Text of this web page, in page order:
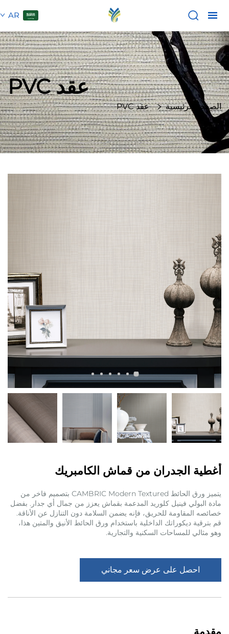
AR
عقد PVC
الصفحة الرئيسية عقد PVC
أغطية الجدران من قماش الكامبريك
يتميز ورق الحائط CAMBRIC Modern Textured بتصميم فاخر من
مادة البولي فينيل كلوريد المدعمة بقماش يعزز من جمال أي جدار. بفضل
خصائصه المقاومة للحريق، فإنه يضمن السلامة دون التنازل عن الأناقة.
قم بترقية ديكوراتك الداخلية باستخدام ورق الحائط الأنيق والمتين هذا،
وهو مثالي للمساحات السكنية والتجارية.
احصل على عرض سعر مجاني
مقدمة